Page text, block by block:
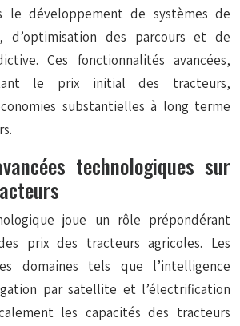
le développement de systèmes de
des parcours et de
Ces fonctionnalités avancées,
le prix initial des tracteurs,
substantielles à long terme
technologiques sur
joue un rôle prépondérant
prix des tracteurs agricoles. Les
domaines tels que l’intelligence
par satellite et l’électrification
les capacités des tracteurs